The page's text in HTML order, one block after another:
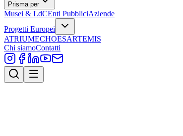
Prisma per
Musei & LdCEnti PubbliciAziende
Progetti Europei
ATRIUMECHOESARTEMIS
Chi siamoContatti